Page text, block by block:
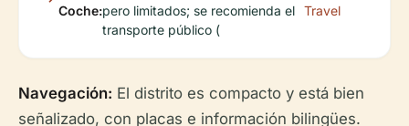
Coche:pero limitados; se recomienda el
transporte público (
Travel
Navegación: El distrito es compacto y está bien
señalizado, con placas e información bilingües.